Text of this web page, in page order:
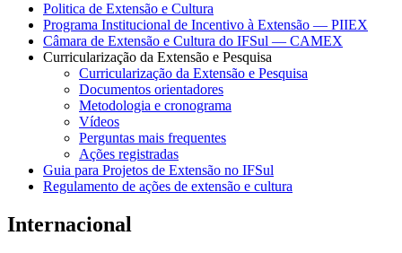
Politica de Extensão e Cultura
Programa Institucional de Incentivo à Extensão — PIIEX
Câmara de Extensão e Cultura do IFSul — CAMEX
Curricularização da Extensão e Pesquisa
Curricularização da Extensão e Pesquisa
Documentos orientadores
Metodologia e cronograma
Vídeos
Perguntas mais frequentes
Ações registradas
Guia para Projetos de Extensão no IFSul
Regulamento de ações de extensão e cultura
Internacional